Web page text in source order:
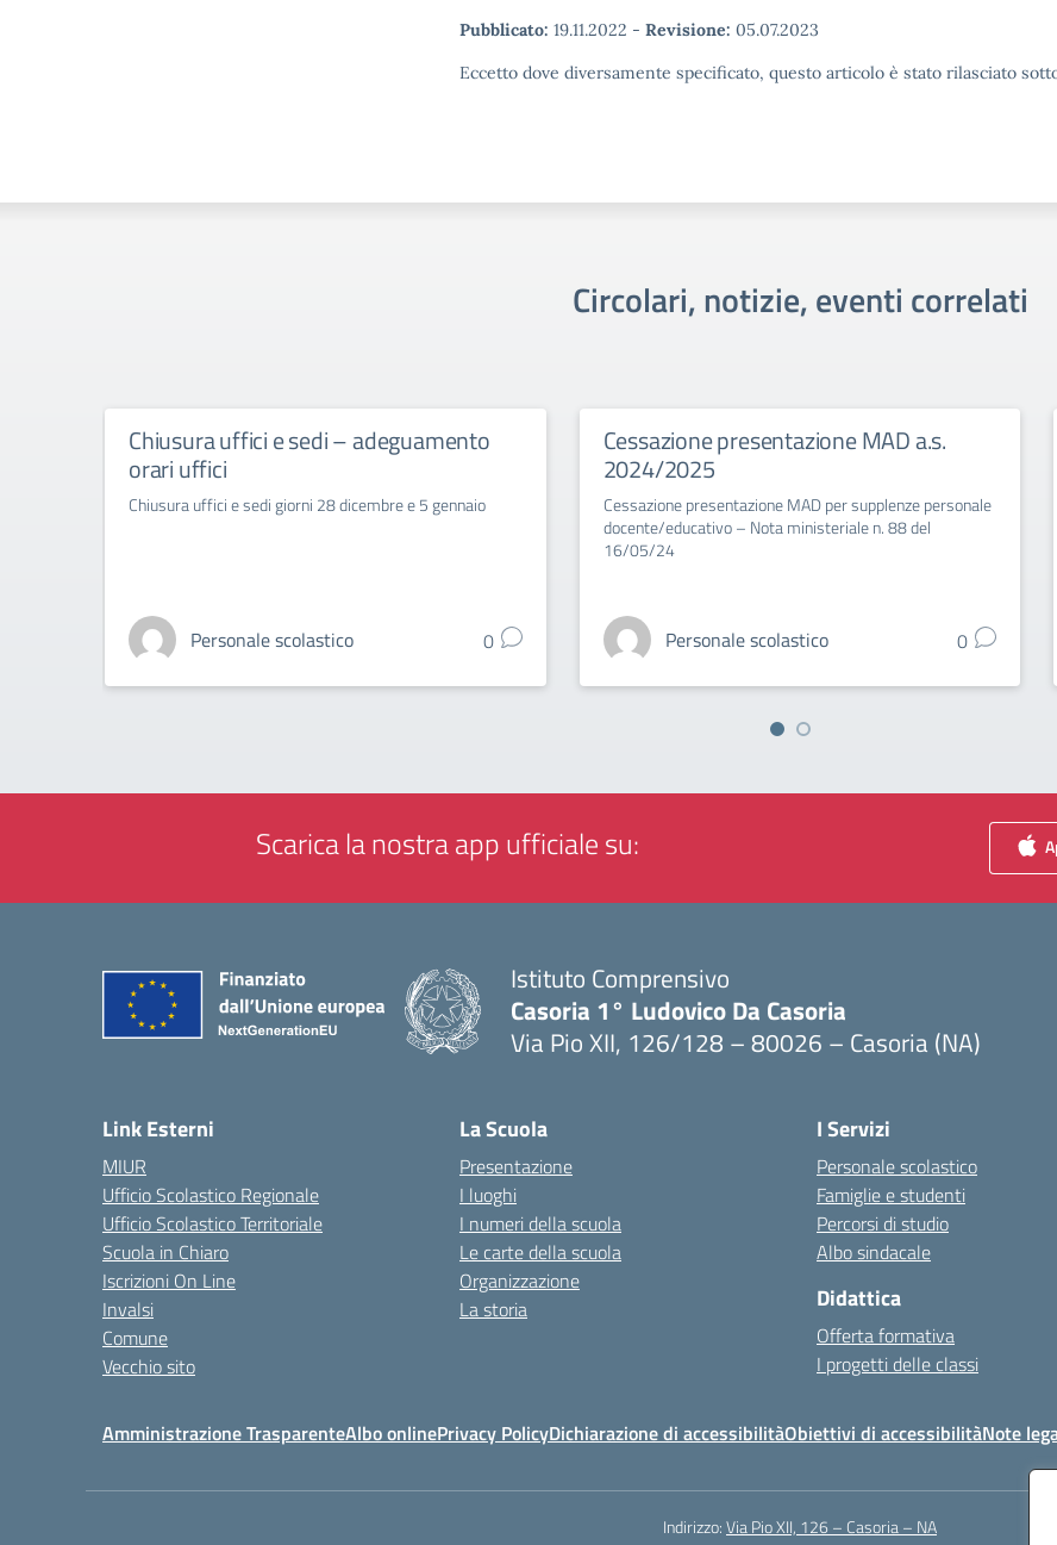
Pubblicato: 19.11.2022 - Revisione: 05.07.2023
Eccetto dove diversamente specificato, questo articolo è stato rilasciato
Circolari, notizie, eventi correlati
Chiusura uffici e sedi – adeguamento
orari uffici
Chiusura uffici e sedi giorni 28 dicembre e 5 gennaio
Personale scolastico 0
Cessazione presentazione MAD a.s.
2024/2025
Cessazione presentazione MAD per supplenze personale
docente/educativo – Nota ministeriale n. 88 del
16/05/24
Personale scolastico 0
Scarica la nostra app ufficiale su:
Istituto Comprensivo
Casoria 1° Ludovico Da Casoria
Via Pio XII, 126/128 – 80026 – Casoria (NA)
Link Esterni
MIUR
Ufficio Scolastico Regionale
Ufficio Scolastico Territoriale
Scuola in Chiaro
Iscrizioni On Line
Invalsi
Comune
Vecchio sito
La Scuola
Presentazione
I luoghi
I numeri della scuola
Le carte della scuola
Organizzazione
La storia
I Servizi
Personale scolastico
Famiglie e studenti
Percorsi di studio
Albo sindacale
Didattica
Offerta formativa
I progetti delle classi
Amministrazione TrasparenteAlbo onlinePrivacy PolicyDichiarazione di accessibilitàObiettivi di accessibilitàNote
Indirizzo:Via Pio XII, 126 – Casoria – NA